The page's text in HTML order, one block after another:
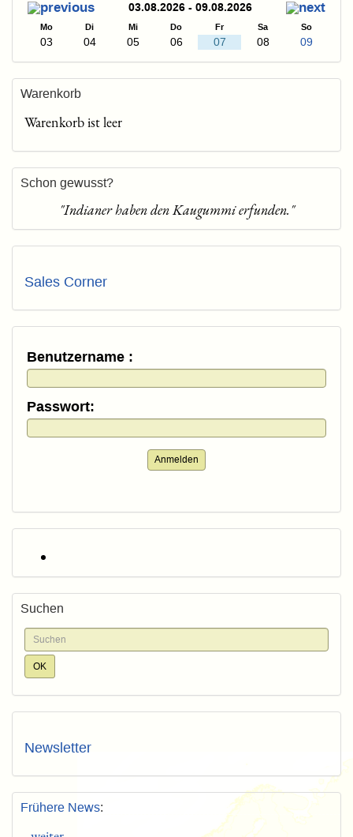
03.08.2026 - 09.08.2026
Mo Di Mi Do Fr Sa So
03 04 05 06 07 08 09
Warenkorb
Warenkorb ist leer
Schon gewusst?
"Indianer haben den Kaugummi erfunden."
Sales Corner
Benutzername :
Passwort:
Anmelden
Suchen
Newsletter
Frühere News: